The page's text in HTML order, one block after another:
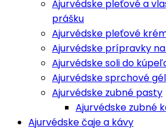
Ajurvédske pleťové a
prášku
Ajurvédske pleťové
Ajurvédske prípravky
Ajurvédske soli do
Ajurvédske sprchové
Ajurvédske zubné pasty
Ajurvédske zubné
Ajurvédske čaje a kávy